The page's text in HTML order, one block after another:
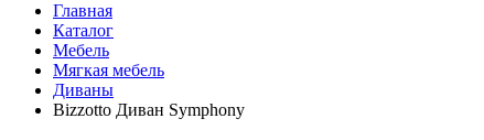
Главная
Каталог
Мебель
Мягкая мебель
Диваны
Bizzotto Диван Symphony